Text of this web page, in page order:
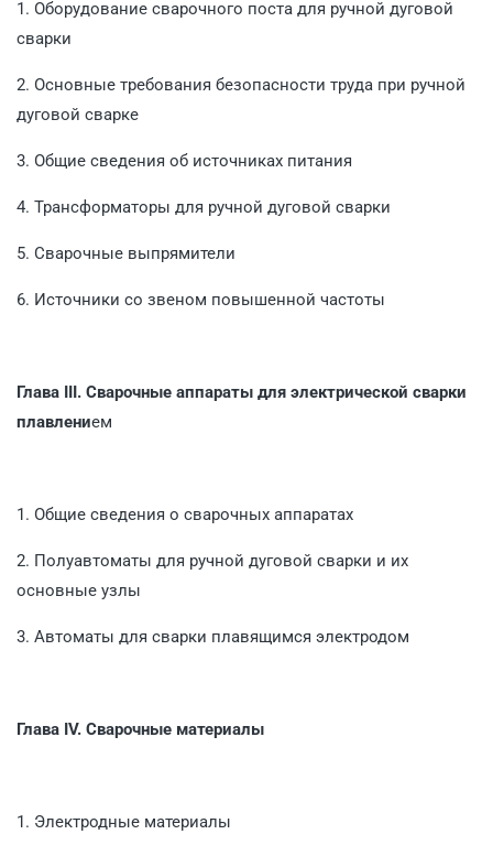
1. Оборудование сварочного поста для ручной дуговой
сварки
2. Основные требования безопасности труда при ручной
дуговой сварке
3. Общие сведения об источниках питания
4. Трансформаторы для ручной дуговой сварки
5. Сварочные выпрямители
6. Источники со звеном повышенной частоты
Глава III. Сварочные аппараты для электрической сварки
плавлением
1. Общие сведения о сварочных аппаратах
2. Полуавтоматы для ручной дуговой сварки и их
основные узлы
3. Автоматы для сварки плавящимся электродом
Глава IV. Сварочные материалы
1. Электродные материалы